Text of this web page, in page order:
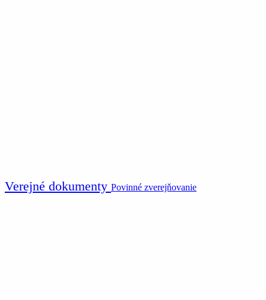
Verejné dokumenty Povinné zverejňovanie